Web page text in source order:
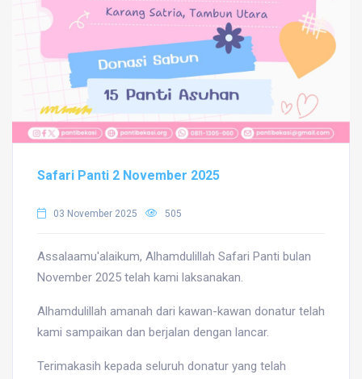
Safari Panti 2 November 2025
03 November 2025 505
Assalaamu'alaikum, Alhamdulillah Safari Panti bulan
November 2025 telah kami laksanakan.
Alhamdulillah amanah dari kawan-kawan donatur telah
kami sampaikan dan berjalan dengan lancar.
Terimakasih kepada seluruh donatur yang telah